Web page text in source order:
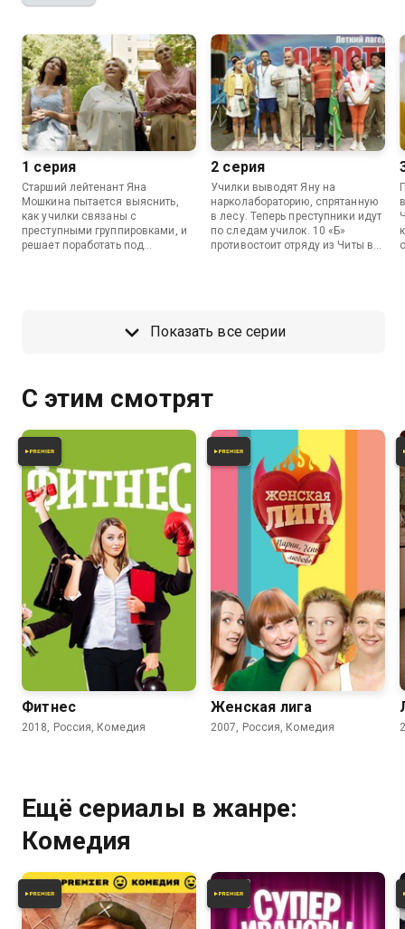
1 серия
Старший лейтенант Яна
Мошкина пытается выяснить,
как училки связаны с
преступными группировками, и
решает поработать под
2 серия
Училки выводят Яну на
нарколабораторию, спрятанную
в лесу. Теперь преступники идут
по следам училок. 10 «Б»
противостоит отряду из Читы в
Показать все серии
С этим смотрят
Фитнес
2018, Россия, Комедия
4.2 3.7
Женская лига
2007, Россия, Комедия
Ещё сериалы в жанре:
Комедия